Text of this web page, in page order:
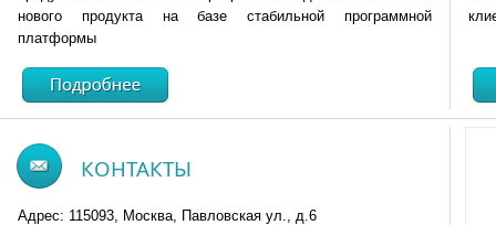
нового продукта на базе стабильной программной
платформы
КОНТАКТЫ
Адрес: 115093, Москва, Павловская ул., д.6